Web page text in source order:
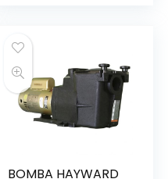
BOMBA HAYWARD